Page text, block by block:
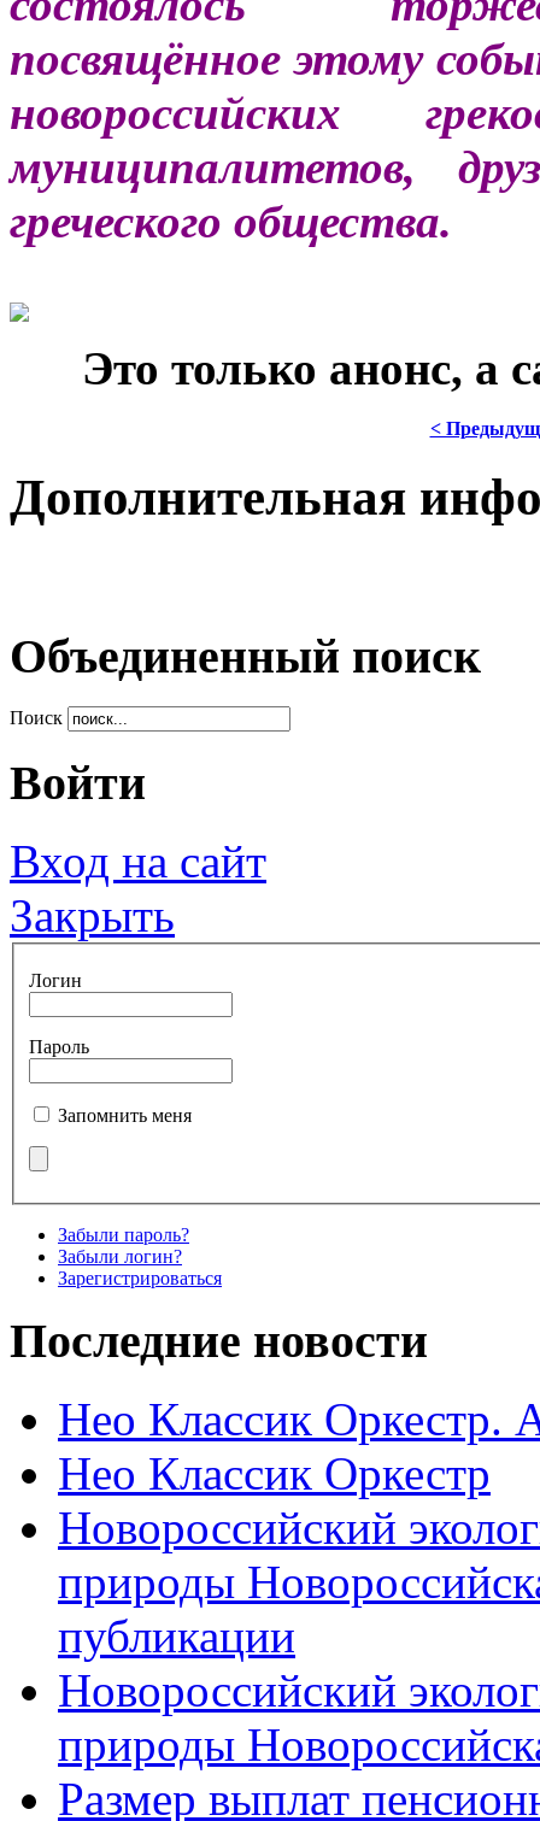
посвящённое этому
новороссийских
муниципалитетов,
греческого общества.
Это только анонс, а
<
Дополнительная
Объединенный поиск
Поиск
Войти
Вход на сайт
Закрыть
Логин
Пароль
Запомнить меня
Забыли пароль?
Забыли логин?
Зарегистрироваться
Последние новости
Нео Классик Оркестр.
Нео Классик Оркестр
Новороссийский
природы
публикации
Новороссийский
природы
Размер выплат